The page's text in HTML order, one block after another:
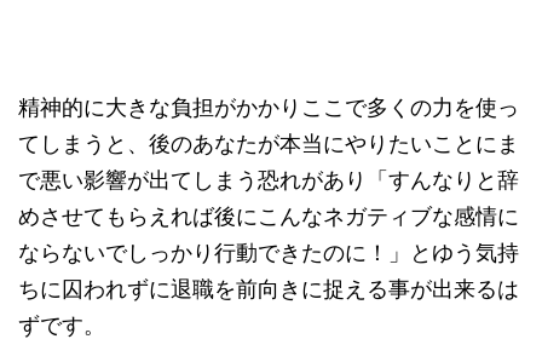
精神的に大きな負担がかかりここで多くの力を使っ
てしまうと、後のあなたが本当にやりたいことにま
で悪い影響が出てしまう恐れがあり「すんなりと辞
めさせてもらえれば後にこんなネガティブな感情に
ならないでしっかり行動できたのに！」とゆう気持
ちに囚われずに退職を前向きに捉える事が出来るは
ずです。